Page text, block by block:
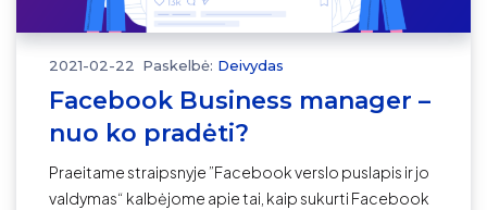
2021-02-22 Paskelbė: Deivydas
Facebook Business manager –
nuo ko pradėti?
Praeitame straipsnyje ”Facebook verslo puslapis ir jo
valdymas“ kalbėjome apie tai, kaip sukurti Facebook